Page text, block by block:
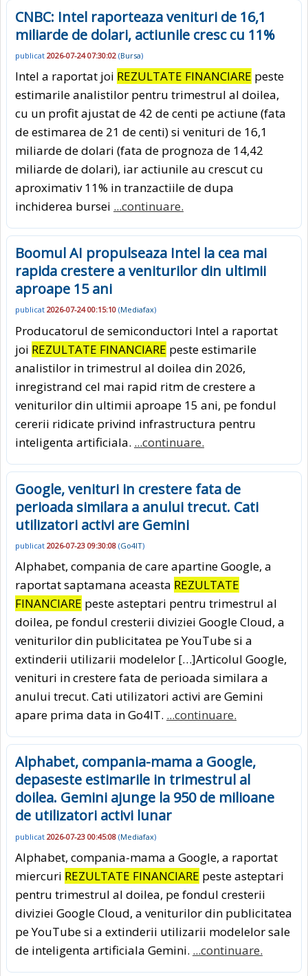
CNBC: Intel raporteaza venituri de 16,1
miliarde de dolari, actiunile cresc cu 11%
publicat 2026-07-24 07:30:02 (Bursa)
Intel a raportat joi REZULTATE FINANCIARE peste
estimarile analistilor pentru trimestrul al doilea,
cu un profit ajustat de 42 de centi pe actiune (fata
de estimarea de 21 de centi) si venituri de 16,1
miliarde de dolari (fata de prognoza de 14,42
miliarde de dolari), iar actiunile au crescut cu
aproximativ 11% in tranzactiile de dupa
inchiderea bursei ...continuare.
Boomul AI propulseaza Intel la cea mai
rapida crestere a veniturilor din ultimii
aproape 15 ani
publicat 2026-07-24 00:15:10 (Mediafax)
Producatorul de semiconductori Intel a raportat
joi REZULTATE FINANCIARE peste estimarile
analistilor in trimestrul al doilea din 2026,
inregistrand cel mai rapid ritm de crestere a
veniturilor din ultimii aproape 15 ani, pe fondul
cererii ridicate privind infrastructura pentru
inteligenta artificiala. ...continuare.
Google, venituri in crestere fata de
perioada similara a anului trecut. Cati
utilizatori activi are Gemini
publicat 2026-07-23 09:30:08 (Go4IT)
Alphabet, compania de care apartine Google, a
raportat saptamana aceasta REZULTATE
FINANCIARE peste asteptari pentru trimestrul al
doilea, pe fondul cresterii diviziei Google Cloud, a
veniturilor din publicitatea pe YouTube si a
extinderii utilizarii modelelor […]Articolul Google,
venituri in crestere fata de perioada similara a
anului trecut. Cati utilizatori activi are Gemini
apare prima data in Go4IT. ...continuare.
Alphabet, compania-mama a Google,
depaseste estimarile in trimestrul al
doilea. Gemini ajunge la 950 de milioane
de utilizatori activi lunar
publicat 2026-07-23 00:45:08 (Mediafax)
Alphabet, compania-mama a Google, a raportat
miercuri REZULTATE FINANCIARE peste asteptari
pentru trimestrul al doilea, pe fondul cresterii
diviziei Google Cloud, a veniturilor din publicitatea
pe YouTube si a extinderii utilizarii modelelor sale
de inteligenta artificiala Gemini. ...continuare.